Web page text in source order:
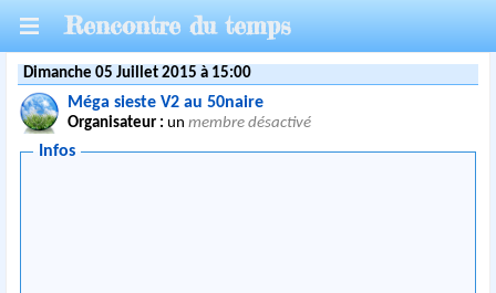
Rencontre du temps
Dimanche 05 Juillet 2015 à 15:00
Méga sieste V2 au 50naire
Organisateur : unmembre désactivé
Infos